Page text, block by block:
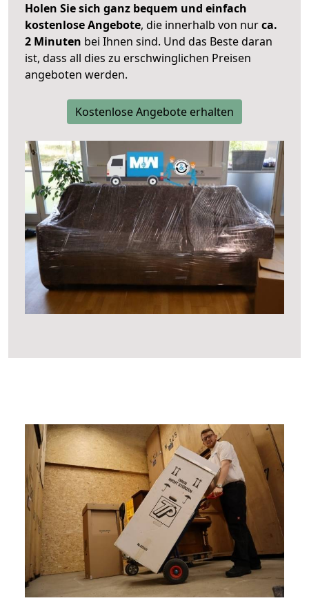
Holen Sie sich ganz bequem und einfach
kostenlose Angebote, die innerhalb von nurca.
2 Minuten bei Ihnen sind. Und das Beste daran
ist, dass all dies zu erschwinglichen Preisen
angeboten werden.
Kostenlose Angebote erhalten